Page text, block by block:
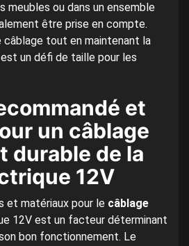
meubles ou dans un ensemble
être prise en compte.
câblage tout en maintenant la
un défi de taille pour les
et
un câblage
durable de la
12V
et matériaux pour le câblage
12V est un facteur déterminant
bon fonctionnement. Le